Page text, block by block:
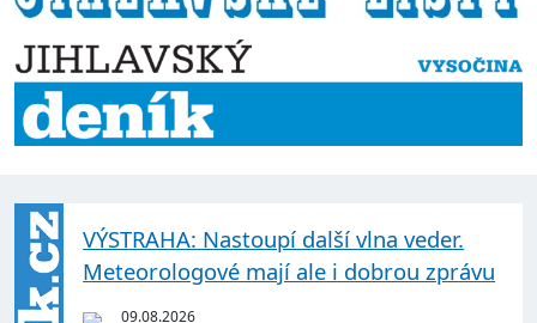
VÝSTRAHA: Nastoupí další vlna veder.
Meteorologové mají ale i dobrou zprávu
09.08.2026